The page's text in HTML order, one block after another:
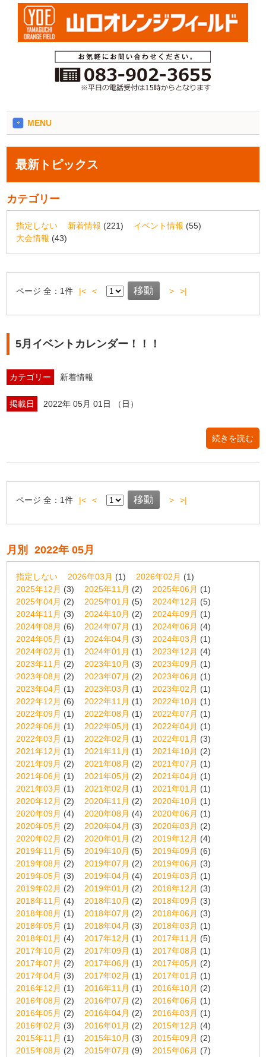
MENU
最新トピックス
カテゴリー
指定しない 新着情報 (221) イベント情報 (55)
大会情報 (43)
ページ 全： 1件 |< < > >|
5月イベントカレンダー！！！
カテゴリー 新着情報
掲載日 2022年 05月 01日 （日）
続きを読む
ページ 全： 1件 |< < > >|
月別 2022年 05月
指定しない 2026年03月 (1) 2026年02月 (1)
2025年12月 (3) 2025年11月 (2) 2025年06月 (1)
2025年04月 (2) 2025年01月 (5) 2024年12月 (5)
2024年11月 (3) 2024年10月 (2) 2024年09月 (1)
2024年08月 (6) 2024年07月 (1) 2024年06月 (4)
2024年05月 (1) 2024年04月 (3) 2024年03月 (1)
2024年02月 (1) 2024年01月 (1) 2023年12月 (4)
2023年11月 (2) 2023年10月 (3) 2023年09月 (1)
2023年08月 (2) 2023年07月 (2) 2023年06月 (1)
2023年04月 (1) 2023年03月 (1) 2023年02月 (1)
2022年12月 (6) 2022年11月 (1) 2022年10月 (1)
2022年09月 (1) 2022年08月 (1) 2022年07月 (1)
2022年06月 (1) 2022年05月 (1) 2022年04月 (1)
2022年03月 (1) 2022年02月 (1) 2022年01月 (3)
2021年12月 (1) 2021年11月 (1) 2021年10月 (2)
2021年09月 (2) 2021年08月 (2) 2021年07月 (1)
2021年06月 (1) 2021年05月 (2) 2021年04月 (1)
2021年03月 (1) 2021年02月 (1) 2021年01月 (1)
2020年12月 (2) 2020年11月 (2) 2020年10月 (1)
2020年09月 (4) 2020年08月 (4) 2020年06月 (1)
2020年05月 (2) 2020年04月 (3) 2020年03月 (2)
2020年02月 (2) 2020年01月 (2) 2019年12月 (4)
2019年11月 (5) 2019年10月 (5) 2019年09月 (6)
2019年08月 (2) 2019年07月 (2) 2019年06月 (3)
2019年05月 (3) 2019年04月 (4) 2019年03月 (1)
2019年02月 (2) 2019年01月 (2) 2018年12月 (3)
2018年11月 (4) 2018年10月 (2) 2018年09月 (3)
2018年08月 (1) 2018年07月 (2) 2018年06月 (3)
2018年05月 (1) 2018年04月 (3) 2018年03月 (1)
2018年01月 (4) 2017年12月 (1) 2017年11月 (5)
2017年10月 (2) 2017年09月 (1) 2017年08月 (1)
2017年07月 (2) 2017年06月 (1) 2017年05月 (2)
2017年04月 (3) 2017年02月 (1) 2017年01月 (1)
2016年12月 (1) 2016年11月 (1) 2016年10月 (2)
2016年08月 (2) 2016年07月 (2) 2016年06月 (1)
2016年05月 (2) 2016年04月 (2) 2016年03月 (1)
2016年02月 (3) 2016年01月 (2) 2015年12月 (4)
2015年11月 (1) 2015年10月 (3) 2015年09月 (2)
2015年08月 (2) 2015年07月 (9) 2015年06月 (7)